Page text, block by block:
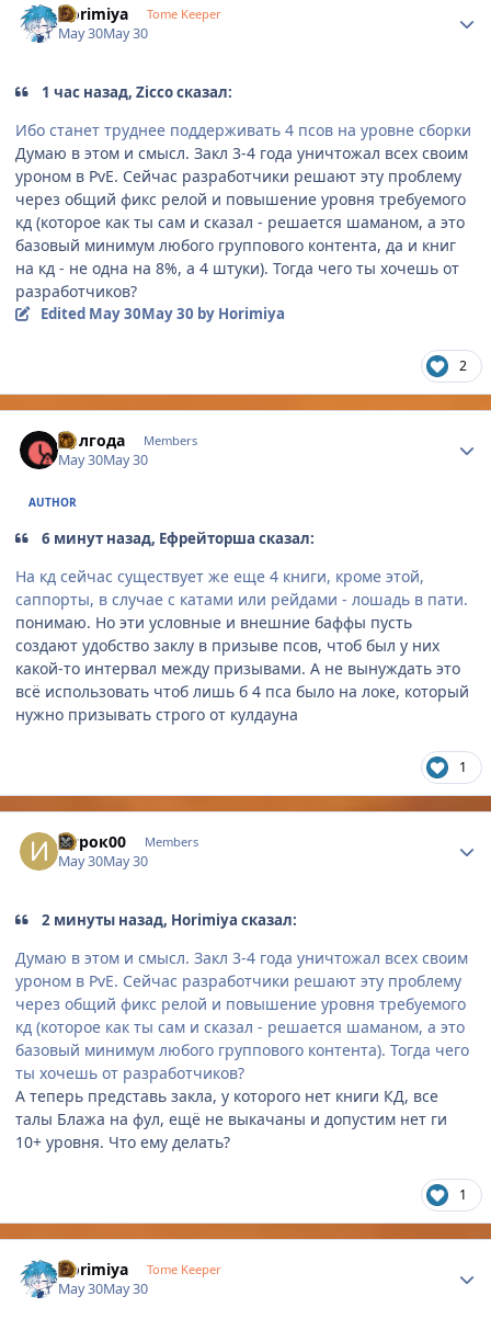
Horimiya Tome Keeper
May 30May 30
1 час назад, Zicco сказал:
Ибо станет труднее поддерживать 4 псов на уровне сборки
Думаю в этом и смысл. Закл 3-4 года уничтожал всех своим
уроном в PvE. Сейчас разработчики решают эту проблему
через общий фикс релой и повышение уровня требуемого
кд (которое как ты сам и сказал - решается шаманом, а это
базовый минимум любого группового контента, да и книг
на кд - не одна на 8%, а 4 штуки). Тогда чего ты хочешь от
разработчиков?
Edited May 30May 30 by Horimiya
2
Полгода Members
May 30May 30
AUTHOR
6 минут назад, Ефрейторша сказал:
На кд сейчас существует же еще 4 книги, кроме этой,
саппорты, в случае с катами или рейдами - лошадь в пати.
понимаю. Но эти условные и внешние баффы пусть
создают удобство заклу в призыве псов, чтоб был у них
какой-то интервал между призывами. А не вынуждать это
всё использовать чтоб лишь б 4 пса было на локе, который
нужно призывать строго от кулдауна
1
Игрок00 Members
May 30May 30
2 минуты назад, Horimiya сказал:
Думаю в этом и смысл. Закл 3-4 года уничтожал всех своим
уроном в PvE. Сейчас разработчики решают эту проблему
через общий фикс релой и повышение уровня требуемого
кд (которое как ты сам и сказал - решается шаманом, а это
базовый минимум любого группового контента). Тогда чего
ты хочешь от разработчиков?
А теперь представь закла, у которого нет книги КД, все
талы Блажа на фул, ещё не выкачаны и допустим нет ги
10+ уровня. Что ему делать?
1
Horimiya Tome Keeper
May 30May 30